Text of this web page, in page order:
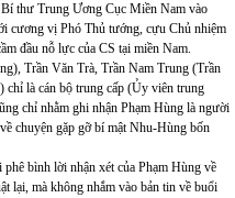
thư Trung Ương Cục Miền Nam vào
cương vị Phó Thủ tướng, cựu Chủ nhiệm
đầu nỗ lực của CS tại miền Nam.
Trần Văn Trà, Trần Nam Trung (Trần
là cán bộ trung cấp (Ủy viên trung
chỉ nhằm ghi nhận Phạm Hùng là người
chuyện gặp gỡ bí mật Nhu-Hùng bốn
bình lời nhận xét của Phạm Hùng về
lại, mà không nhắm vào bản tin về buổi